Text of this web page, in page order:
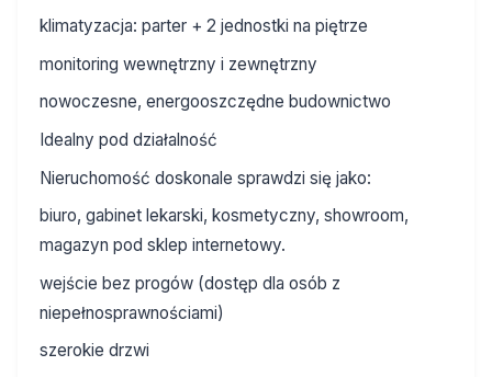
klimatyzacja: parter + 2 jednostki na piętrze
monitoring wewnętrzny i zewnętrzny
nowoczesne, energooszczędne budownictwo
Idealny pod działalność
Nieruchomość doskonale sprawdzi się jako:
biuro, gabinet lekarski, kosmetyczny, showroom,
magazyn pod sklep internetowy.
wejście bez progów (dostęp dla osób z
niepełnosprawnościami)
szerokie drzwi